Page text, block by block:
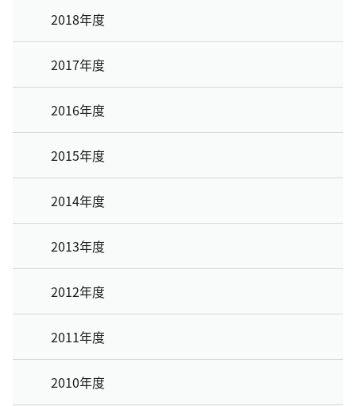
2018年度
2017年度
2016年度
2015年度
2014年度
2013年度
2012年度
2011年度
2010年度